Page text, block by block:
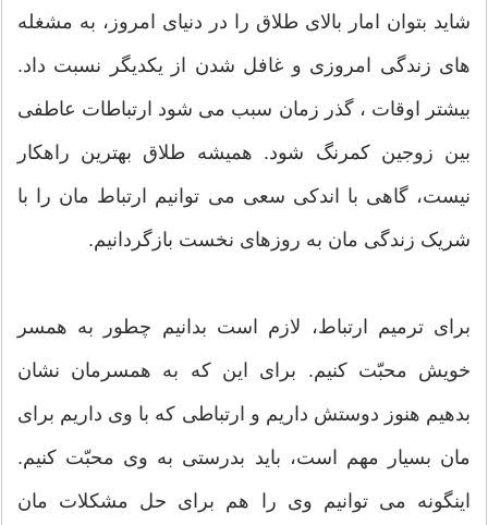
شاید بتوان امار بالای طلاق را در دنیای امروز، به مشغله
های زندگی امروزی و غافل شدن از یکدیگر نسبت داد.
بیشتر اوقات ، گذر زمان سبب می شود ارتباطات عاطفی
بین زوجین کمرنگ شود. همیشه طلاق بهترین راهکار
نیست، گاهی با اندکی سعی می توانیم ارتباط مان را با
شریک زندگی مان به روزهای نخست بازگردانیم.
برای ترمیم ارتباط، لازم است بدانیم چطور به همسر
خویش محبّت کنیم. برای این که به همسرمان نشان
بدهیم هنوز دوستش داریم و ارتباطی که با وی داریم برای
مان بسیار مهم است، باید بدرستی به وی محبّت کنیم.
اینگونه می توانیم وی را هم برای حل مشکلات مان